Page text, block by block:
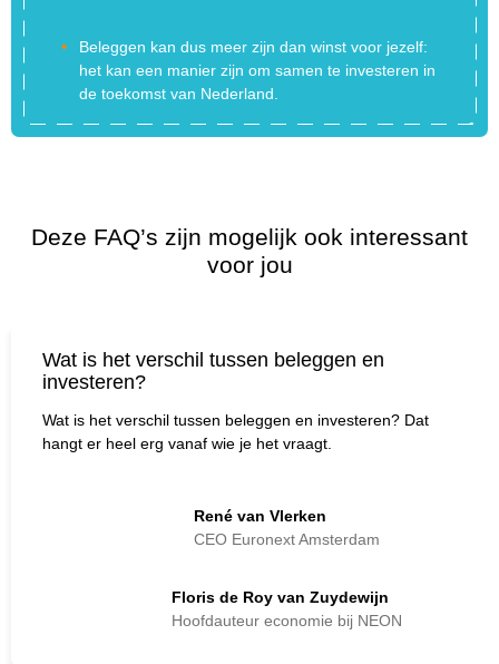
Beleggen kan dus meer zijn dan winst voor jezelf:
het kan een manier zijn om samen te investeren in
de toekomst van Nederland.
Deze FAQ’s zijn mogelijk ook interessant
voor jou
Wat is het verschil tussen beleggen en
investeren?
Wat is het verschil tussen beleggen en investeren? Dat
hangt er heel erg vanaf wie je het vraagt.
René van Vlerken
CEO Euronext Amsterdam
Floris de Roy van Zuydewijn
Hoofdauteur economie bij NEON